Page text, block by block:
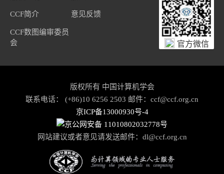
CCF简介
CCF数图编审委员
会
意见反馈
官方微信
版权所有 中国计算机学会
联系电话： (+86)10 6256 2503 邮件：ccf@ccf.org.cn
京ICP备13000930号-4
京公网安备 11010802032778号
网站建议或者意见请发送邮件： dl@ccf.org.cn